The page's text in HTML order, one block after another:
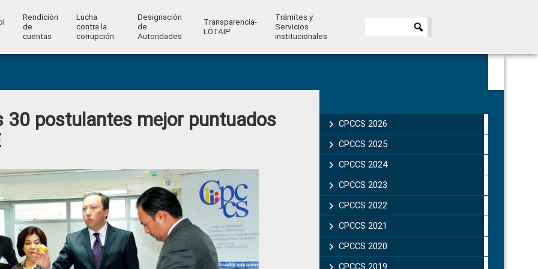
Rendición
de
cuentas
Lucha
contra la
corrupción
Designación
de
Autoridades
Transparencia-
LOTAIP
Trámites y
Servicios
institucionales
30 postulantes mejor puntuados
Sidebar
CPCCS 2026
CPCCS 2025
CPCCS 2024
CPCCS 2023
CPCCS 2022
CPCCS 2021
CPCCS 2020
CPCCS 2019 .